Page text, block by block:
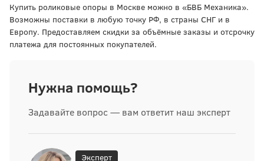
Купить роликовые опоры в Москве можно в «БВБ Механика».
Возможны поставки в любую точку РФ, в страны СНГ и в
Европу. Предоставляем скидки за объёмные заказы и отсрочку
платежа для постоянных покупателей.
Нужна помощь?
Задавайте вопрос — вам ответит наш эксперт
Эксперт